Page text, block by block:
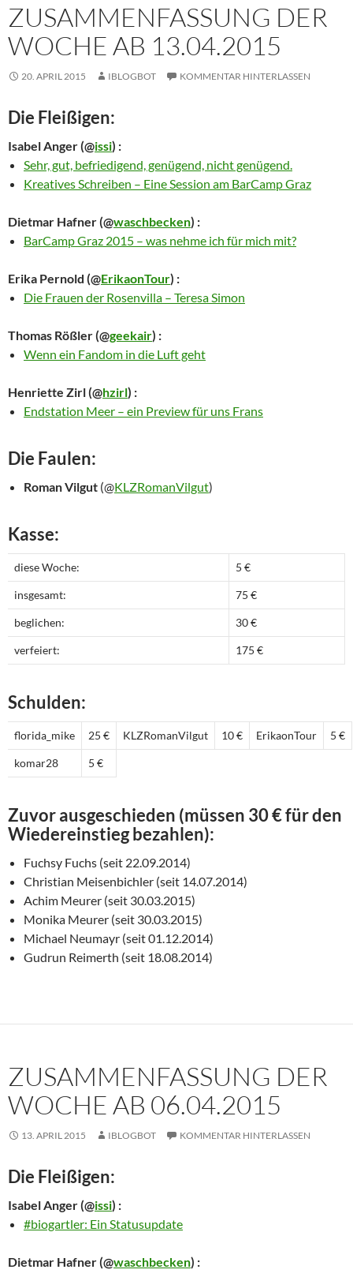
ZUSAMMENFASSUNG DER
WOCHE AB 13.04.2015
20. APRIL 2015 IBLOGBOT KOMMENTAR HINTERLASSEN
Die Fleißigen:
Isabel Anger(@issi) :
Sehr, gut, befriedigend, genügend, nicht genügend.
Kreatives Schreiben – Eine Session am BarCamp Graz
Dietmar Hafner(@waschbecken) :
BarCamp Graz 2015 – was nehme ich für mich mit?
Erika Pernold (@ErikaonTour) :
Die Frauen der Rosenvilla – Teresa Simon
Thomas Rößler(@geekair) :
Wenn ein Fandom in die Luft geht
Henriette Zirl(@hzirl) :
Endstation Meer – ein Preview für uns Frans
Die Faulen:
Roman Vilgut (@KLZRomanVilgut)
Kasse:
diese Woche: 5 €
insgesamt: 75 €
beglichen: 30 €
verfeiert: 175 €
Schulden:
florida_mike 25 € KLZRomanVilgut 10 € ErikaonTour 5 €
komar28 5 €
Zuvor ausgeschieden (müssen 30 € für den
Wiedereinstieg bezahlen):
Fuchsy Fuchs (seit 22.09.2014)
Christian Meisenbichler (seit 14.07.2014)
Achim Meurer (seit 30.03.2015)
Monika Meurer (seit 30.03.2015)
Michael Neumayr (seit 01.12.2014)
Gudrun Reimerth (seit 18.08.2014)
ZUSAMMENFASSUNG DER
WOCHE AB 06.04.2015
13. APRIL 2015 IBLOGBOT KOMMENTAR HINTERLASSEN
Die Fleißigen:
Isabel Anger(@issi) :
#biogartler: Ein Statusupdate
Dietmar Hafner(@waschbecken) :